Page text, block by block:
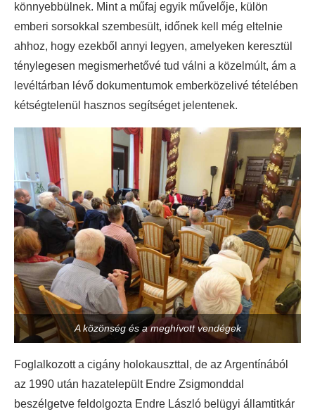
könnyebbülnek. Mint a műfaj egyik művelője, külön
emberi sorsokkal szembesült, időnek kell még eltelnie
ahhoz, hogy ezekből annyi legyen, amelyeken keresztül
ténylegesen megismerhetővé tud válni a közelmúlt, ám a
levéltárban lévő dokumentumok emberközelivé tételében
kétségtelenül hasznos segítséget jelentenek.
A közönség és a meghívott vendégek
Foglalkozott a cigány holokauszttal, de az Argentínából
az 1990 után hazatelepült Endre Zsigmonddal
beszélgetve feldolgozta Endre László belügyi államtitkár